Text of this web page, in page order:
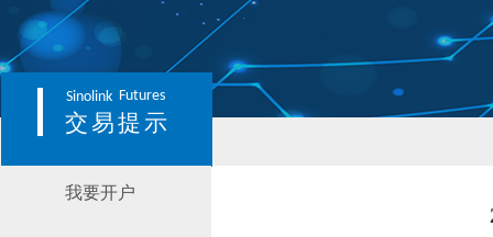
Sinolink Futures
交易提示
我要开户